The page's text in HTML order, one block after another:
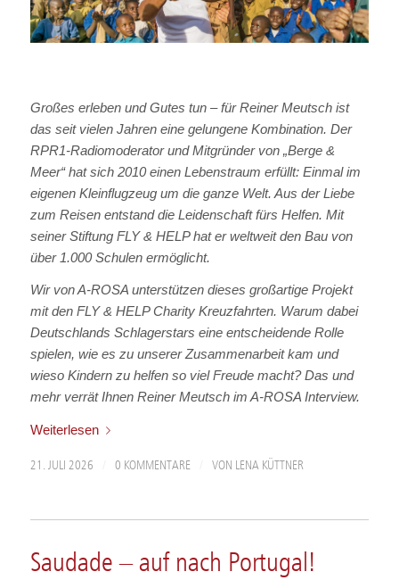
Großes erleben und Gutes tun – für Reiner Meutsch ist
das seit vielen Jahren eine gelungene Kombination. Der
RPR1-Radiomoderator und Mitgründer von „Berge &
Meer“ hat sich 2010 einen Lebenstraum erfüllt: Einmal im
eigenen Kleinflugzeug um die ganze Welt. Aus der Liebe
zum Reisen entstand die Leidenschaft fürs Helfen. Mit
seiner Stiftung FLY & HELP hat er weltweit den Bau von
über 1.000 Schulen ermöglicht.
Wir von A-ROSA unterstützen dieses großartige Projekt
mit den FLY & HELP Charity Kreuzfahrten. Warum dabei
Deutschlands Schlagerstars eine entscheidende Rolle
spielen, wie es zu unserer Zusammenarbeit kam und
wieso Kindern zu helfen so viel Freude macht? Das und
mehr verrät Ihnen Reiner Meutsch im A-ROSA Interview.
Weiterlesen
21. JULI 2026 0 KOMMENTARE VON LENA KÜTTNER
Saudade – auf nach Portugal!